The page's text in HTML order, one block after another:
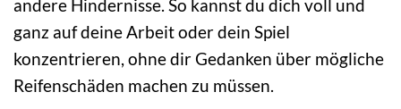
andere Hindernisse. So kannst du dich voll und
ganz auf deine Arbeit oder dein Spiel
konzentrieren, ohne dir Gedanken über mögliche
Reifenschäden machen zu müssen.